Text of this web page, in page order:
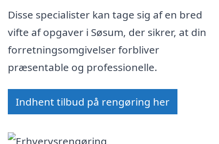
Disse specialister kan tage sig af en bred
vifte af opgaver i Søsum, der sikrer, at din
forretningsomgivelser forbliver
præsentable og professionelle.
Indhent tilbud på rengøring her